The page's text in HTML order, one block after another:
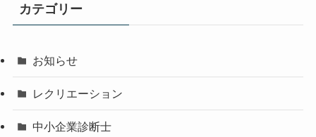
カテゴリー
お知らせ
レクリエーション
中小企業診断士